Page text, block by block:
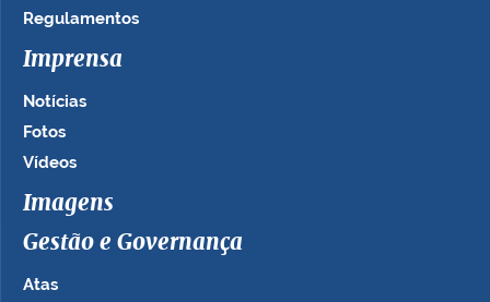
Regulamentos
Imprensa
Notícias
Fotos
Vídeos
Imagens
Gestão e Governança
Atas